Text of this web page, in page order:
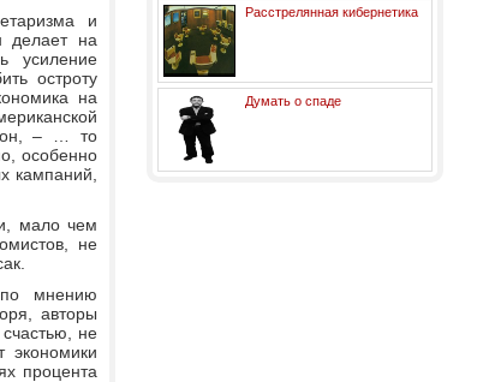
и
делает на
усиление
остроту
на
он, – … то
особенно
кампаний,
мало чем
не
по мнению
авторы
не
экономики
процента
Расстрелянная кибернетика
Думать о спаде